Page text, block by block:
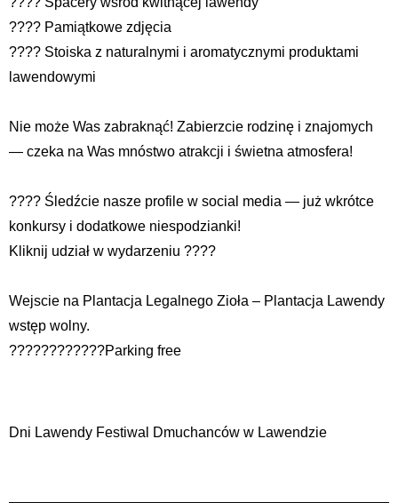
???? Pamiątkowe zdjęcia
????️ Stoiska z naturalnymi i aromatycznymi produktami
lawendowymi
Nie może Was zabraknąć! Zabierzcie rodzinę i znajomych
— czeka na Was mnóstwo atrakcji i świetna atmosfera!
???? Śledźcie nasze profile w social media — już wkrótce
konkursy i dodatkowe niespodzianki!
Kliknij udział w wydarzeniu ????️
Wejscie na Plantacja Legalnego Zioła – Plantacja Lawendy
wstęp wolny.
????????????Parking free
Dni Lawendy Festiwal Dmuchanców w Lawendzie